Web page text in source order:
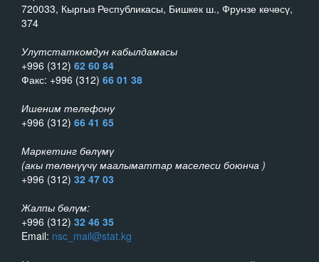
720033, Кыргыз Республикасы, Бишкек ш., Фрунзе көчөсү,
374
Улутстаткомдун кабылдамасы
+996 (312) 62 60 84
Факс: +996 (312) 66 01 38
Ишеним телефону
+996 (312) 66 41 65
Маркетинг бөлүмү
(акы төлөнүүчү маалыматтар маселеси боюнча )
+996 (312) 32 47 03
Жалпы бөлүм:
+996 (312) 32 46 35
Email: nsc_mail@stat.kg